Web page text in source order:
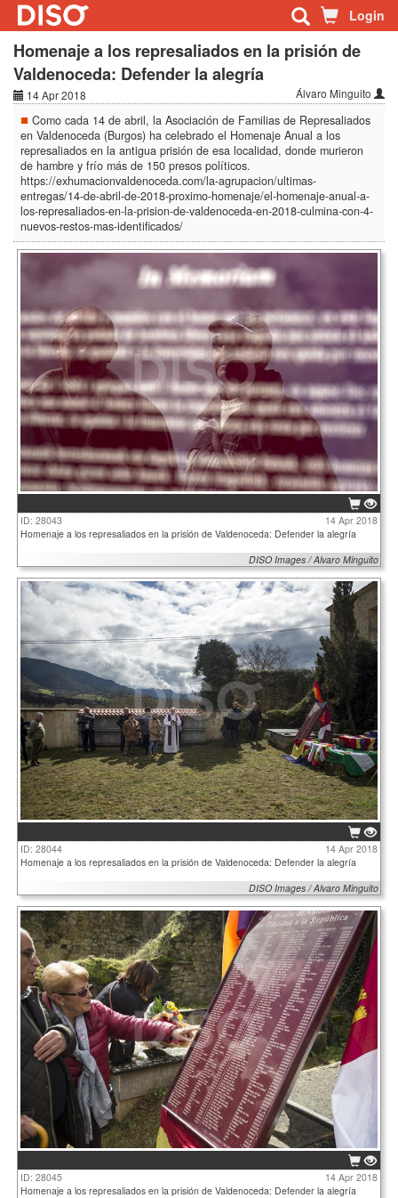
Login
Homenaje a los represaliados en la prisión de
Valdenoceda: Defender la alegría
14 Apr 2018 Álvaro Minguito
Como cada 14 de abril, la Asociación de Familias de Represaliados
en Valdenoceda (Burgos) ha celebrado el Homenaje Anual a los
represaliados en la antigua prisión de esa localidad, donde murieron
de hambre y frío más de 150 presos políticos.
https://exhumacionvaldenoceda.com/la-agrupacion/ultimas-
entregas/14-de-abril-de-2018-proximo-homenaje/el-homenaje-anual-a-
los-represaliados-en-la-prision-de-valdenoceda-en-2018-culmina-con-4-
nuevos-restos-mas-identificados/
ID: 28043
14 Apr 2018
Homenaje a los represaliados en la prisión de Valdenoceda: Defender la alegría
DISO Images / Alvaro Minguito
ID: 28044
14 Apr 2018
Homenaje a los represaliados en la prisión de Valdenoceda: Defender la alegría
DISO Images / Alvaro Minguito
ID: 28045
14 Apr 2018
Homenaje a los represaliados en la prisión de Valdenoceda: Defender la alegría